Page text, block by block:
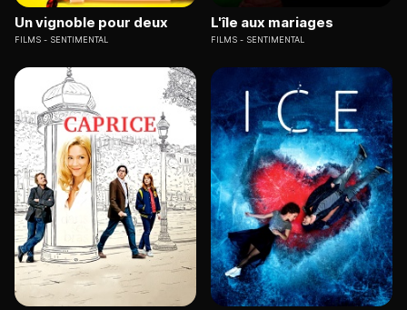
Un vignoble pour deux
FILMS SENTIMENTAL
L'île aux mariages
FILMS SENTIMENTAL